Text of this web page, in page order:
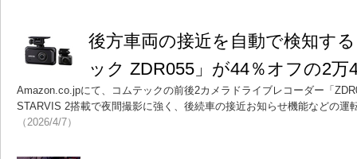
後方車両の接近を自動で検知す
ック ZDR055」が44％オフの2万
Amazon.co.jpにて、コムテックの前後2カメラドライブレコーダー「
STARVIS 2搭載で夜間撮影に強く、後続車の接近お知らせ機能などの運
（2026/4/7）